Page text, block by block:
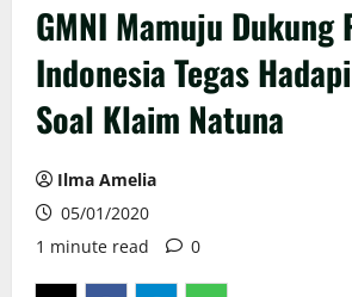
GMNI Mamuju Dukung
Indonesia Tegas
Soal Klaim Natuna
Ilma Amelia
05/01/2020
1 minute read
0